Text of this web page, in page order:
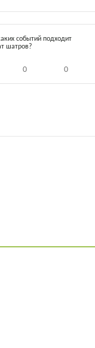
событий подходит
шатров?
0 0